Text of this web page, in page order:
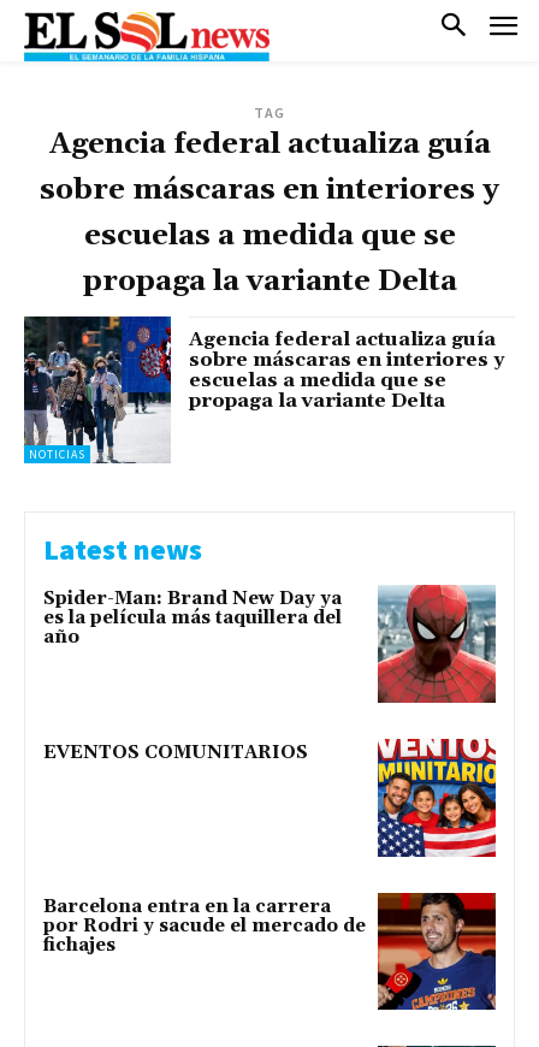
TAG
Agencia federal actualiza guía
sobre máscaras en interiores y
escuelas a medida que se
propaga la variante Delta
NOTICIAS
Agencia federal actualiza guía
sobre máscaras en interiores y
escuelas a medida que se
propaga la variante Delta
Latest news
Spider-Man: Brand New Day ya
es la película más taquillera del
año
EVENTOS COMUNITARIOS
Barcelona entra en la carrera
por Rodri y sacude el mercado de
fichajes